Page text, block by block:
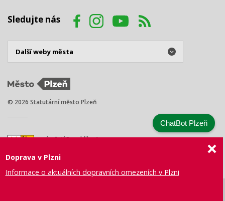
Sledujte nás
© 2026 Statutární město Plzeň
náměstí Republiky 1
Tel.: +420 378 031 111
Doprava v Plzni
Informace o aktuálních dopravních omezeních v Plzni
ChatBot Plzeň